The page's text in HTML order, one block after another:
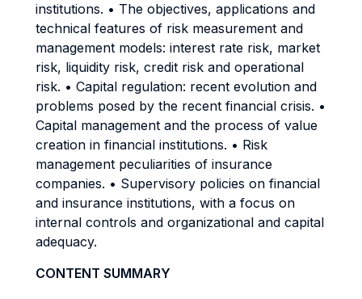
institutions. • The objectives, applications and
technical features of risk measurement and
management models: interest rate risk, market
risk, liquidity risk, credit risk and operational
risk. • Capital regulation: recent evolution and
problems posed by the recent financial crisis. •
Capital management and the process of value
creation in financial institutions. • Risk
management peculiarities of insurance
companies. • Supervisory policies on financial
and insurance institutions, with a focus on
internal controls and organizational and capital
adequacy.
CONTENT SUMMARY